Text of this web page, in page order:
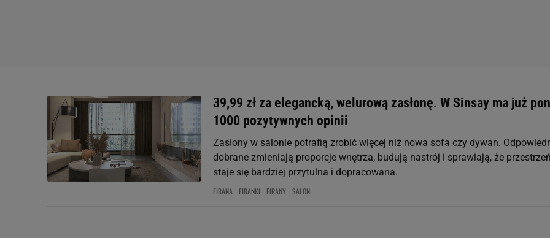
39,99 zł za elegancką, welurową zasłonę. W Sinsay ma już
1000 pozytywnych opinii
Zasłony w salonie potrafią zrobić więcej niż nowa sofa czy dywan.
dobrane zmieniają proporcje wnętrza, budują nastrój i sprawiają, że przestrzeń
staje się bardziej przytulna i dopracowana.
FIRANA FIRANKI FIRANY SALON